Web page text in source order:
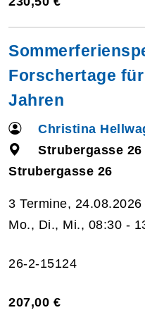
Forschertage
Jahren
Christina
Strubergasse 26
Strubergasse 26
3 Termine,
Mo., Di., Mi., 08:30 -
26-2-15124
207,00 €